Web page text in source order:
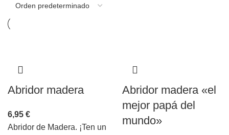
Abridor madera
6,95 €
Abridor de Madera. ¡Ten un
Abridor madera «el
mejor papá del
mundo»